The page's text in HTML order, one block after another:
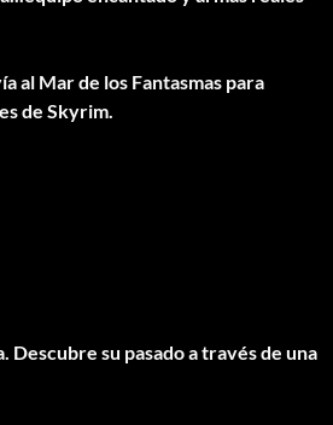
al Mar de los Fantasmas para
de Skyrim.
su pasado a través de una